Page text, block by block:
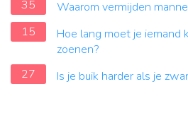
35
Waarom vermijden
15
Hoe lang moet je iemand
zoenen?
27
Is je buik harder als je